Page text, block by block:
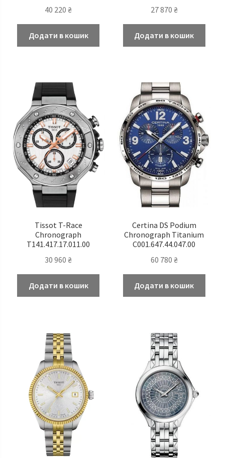
40 220₴
Додати в кошик
27 870 ₴
Додати в кошик
Tissot T-Race
Chronograph
T141.417.17.011.00
30 960₴
Додати в кошик
Certina DS Podium
Chronograph Titanium
C001.647.44.047.00
60 780 ₴
Додати в кошик